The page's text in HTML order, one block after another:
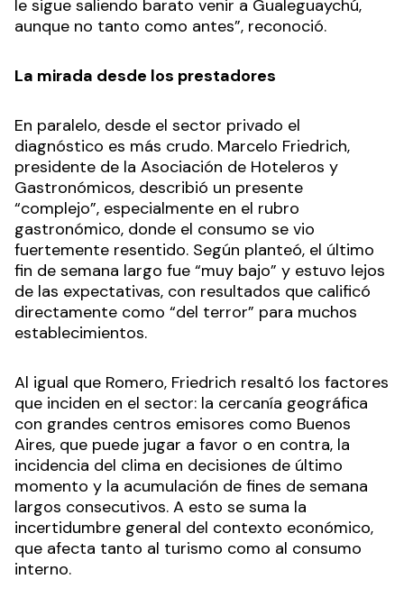
le sigue saliendo barato venir a Gualeguaychú,
aunque no tanto como antes”, reconoció.
La mirada desde los prestadores
En paralelo, desde el sector privado el
diagnóstico es más crudo. Marcelo Friedrich,
presidente de la Asociación de Hoteleros y
Gastronómicos, describió un presente
“complejo”, especialmente en el rubro
gastronómico, donde el consumo se vio
fuertemente resentido. Según planteó, el último
fin de semana largo fue “muy bajo” y estuvo lejos
de las expectativas, con resultados que calificó
directamente como “del terror” para muchos
establecimientos.
Al igual que Romero, Friedrich resaltó los factores
que inciden en el sector: la cercanía geográfica
con grandes centros emisores como Buenos
Aires, que puede jugar a favor o en contra, la
incidencia del clima en decisiones de último
momento y la acumulación de fines de semana
largos consecutivos. A esto se suma la
incertidumbre general del contexto económico,
que afecta tanto al turismo como al consumo
interno.